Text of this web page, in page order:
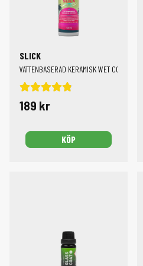
oscillerande polermaskin
göra jobbet själv – med ett resultat som
Tvätta
Torka av ytan med IPA
Applicera coatingen
Base Coat ochTop Coat
kan
kombination där de förstärker
Kan man lägga lackskyddet själv som
utvecklade för att vara lättapplicerade.
metodiskt – då är det fullt möjligt att
SLICK
VATTENBASERAD KERAMISK WET COAT
189 kr
KÖP